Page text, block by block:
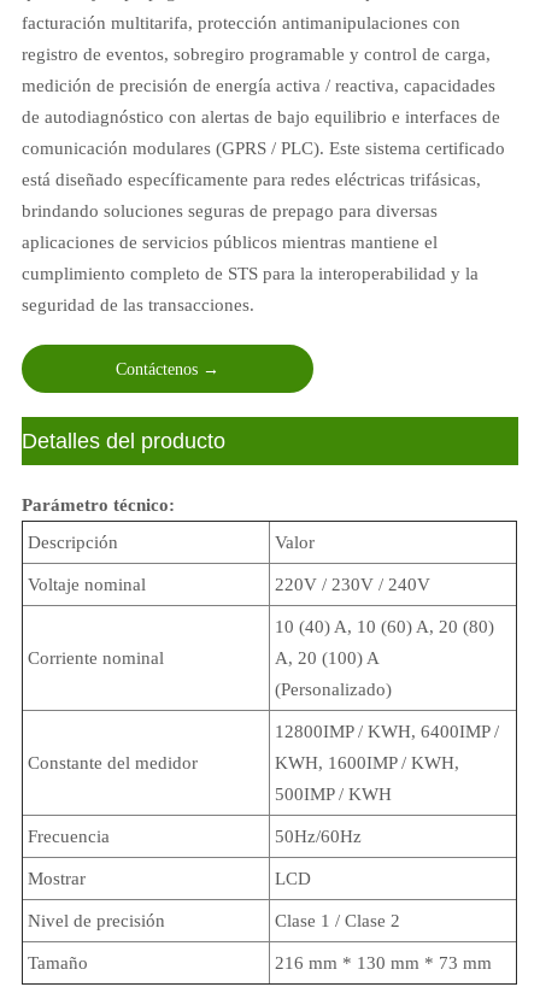
facturación multitarifa, protección antimanipulaciones con
registro de eventos, sobregiro programable y control de carga,
medición de precisión de energía activa / reactiva, capacidades
de autodiagnóstico con alertas de bajo equilibrio e interfaces de
comunicación modulares (GPRS / PLC). Este sistema certificado
está diseñado específicamente para redes eléctricas trifásicas,
brindando soluciones seguras de prepago para diversas
aplicaciones de servicios públicos mientras mantiene el
cumplimiento completo de STS para la interoperabilidad y la
seguridad de las transacciones.
Contáctenos →
ㅤDetalles del producto
Parámetro técnico:
Descripción
Valor
Voltaje nominal 220V / 230V / 240V
Corriente nominal
10 (40) A, 10 (60) A, 20 (80)
A, 20 (100) A
(Personalizado)
Constante del medidor
12800IMP / KWH, 6400IMP /
KWH, 1600IMP / KWH,
500IMP / KWH
Frecuencia 50Hz/60Hz
Mostrar LCD
Nivel de precisión Clase 1 / Clase 2
Tamaño 216 mm * 130 mm * 73 mm